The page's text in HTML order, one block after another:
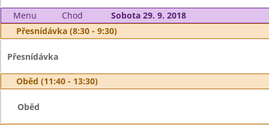
Menu Chod
Sobota 29. 9. 2018
Přesnídávka (8:30 - 9:30)
Přesnídávka
Oběd (11:40 - 13:30)
Oběd